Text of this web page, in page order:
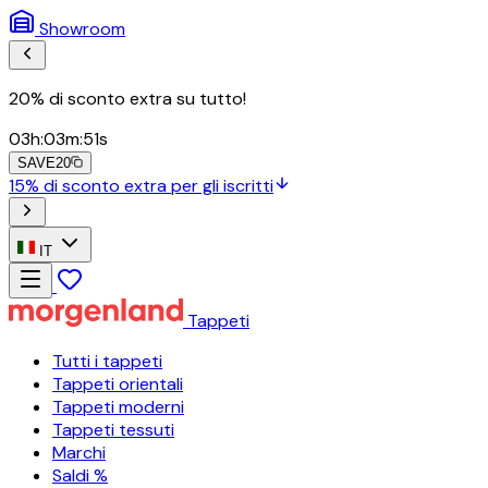
Showroom
20% di sconto extra su tutto!
03h:03m:49s
SAVE20
15% di sconto extra per gli iscritti
IT
Tappeti
Tutti i tappeti
Tappeti orientali
Tappeti moderni
Tappeti tessuti
Marchi
Saldi %